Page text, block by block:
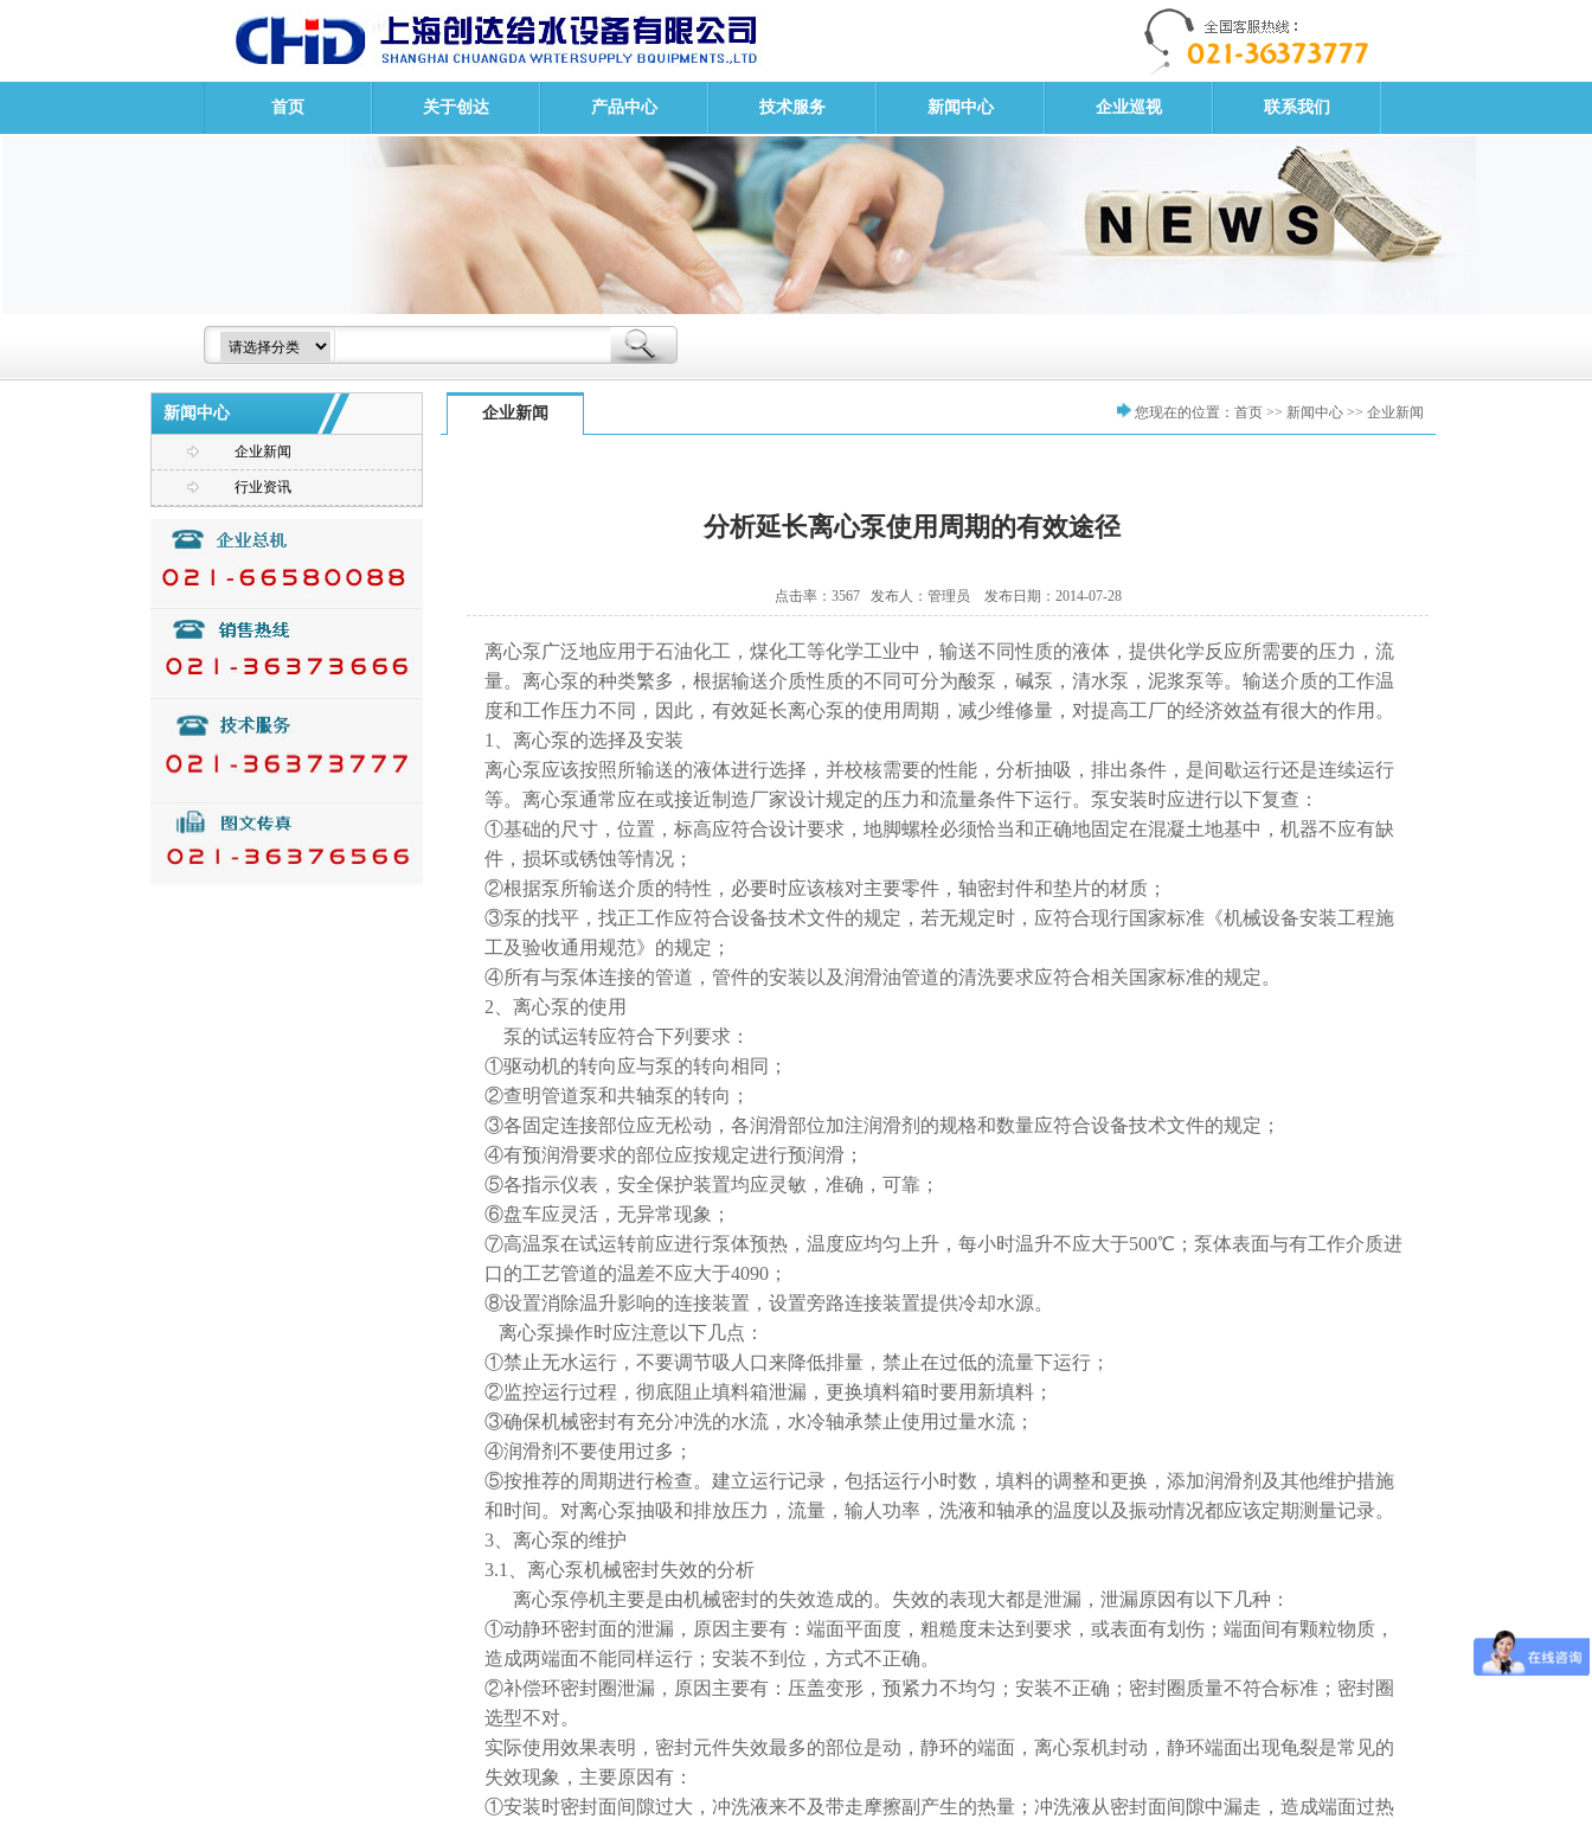
首页 关于创达 产品中心 技术服务 新闻中心 企业巡视 联系我们
新闻中心
企业新闻
行业资讯
企业新闻 您现在的位置： 首页 >> 新闻中心 >> 企业新闻
分析延长离心泵使用周期的有效途径
点击率：3567 发布人：管理员 发布日期：2014-07-28
离心泵广泛地应用于石油化工，煤化工等化学工业中，输送不同性质的液体，提供化学反应所需要的压力，流
量。离心泵的种类繁多，根据输送介质性质的不同可分为酸泵，碱泵，清水泵，泥浆泵等。输送介质的工作温
度和工作压力不同，因此，有效延长离心泵的使用周期，减少维修量，对提高工厂的经济效益有很大的作用。
1、离心泵的选择及安装
离心泵应该按照所输送的液体进行选择，并校核需要的性能，分析抽吸，排出条件，是间歇运行还是连续运行
等。离心泵通常应在或接近制造厂家设计规定的压力和流量条件下运行。泵安装时应进行以下复查：
①基础的尺寸，位置，标高应符合设计要求，地脚螺栓必须恰当和正确地固定在混凝土地基中，机器不应有缺
件，损坏或锈蚀等情况；
②根据泵所输送介质的特性，必要时应该核对主要零件，轴密封件和垫片的材质；
③泵的找平，找正工作应符合设备技术文件的规定，若无规定时，应符合现行国家标准《机械设备安装工程施
工及验收通用规范》的规定；
④所有与泵体连接的管道，管件的安装以及润滑油管道的清洗要求应符合相关国家标准的规定。
2、离心泵的使用
泵的试运转应符合下列要求：
①驱动机的转向应与泵的转向相同；
②查明管道泵和共轴泵的转向；
③各固定连接部位应无松动，各润滑部位加注润滑剂的规格和数量应符合设备技术文件的规定；
④有预润滑要求的部位应按规定进行预润滑；
⑤各指示仪表，安全保护装置均应灵敏，准确，可靠；
⑥盘车应灵活，无异常现象；
⑦高温泵在试运转前应进行泵体预热，温度应均匀上升，每小时温升不应大于500℃；泵体表面与有工作介质进
口的工艺管道的温差不应大于4090；
⑧设置消除温升影响的连接装置，设置旁路连接装置提供冷却水源。
离心泵操作时应注意以下几点：
①禁止无水运行，不要调节吸人口来降低排量，禁止在过低的流量下运行；
②监控运行过程，彻底阻止填料箱泄漏，更换填料箱时要用新填料；
③确保机械密封有充分冲洗的水流，水冷轴承禁止使用过量水流；
④润滑剂不要使用过多；
⑤按推荐的周期进行检查。建立运行记录，包括运行小时数，填料的调整和更换，添加润滑剂及其他维护措施
和时间。对离心泵抽吸和排放压力，流量，输人功率，洗液和轴承的温度以及振动情况都应该定期测量记录。
3、离心泵的维护
3.1、离心泵机械密封失效的分析
离心泵停机主要是由机械密封的失效造成的。失效的表现大都是泄漏，泄漏原因有以下几种：
①动静环密封面的泄漏，原因主要有：端面平面度，粗糙度未达到要求，或表面有划伤；端面间有颗粒物质，
造成两端面不能同样运行；安装不到位，方式不正确。
②补偿环密封圈泄漏，原因主要有：压盖变形，预紧力不均匀；安装不正确；密封圈质量不符合标准；密封圈
选型不对。
实际使用效果表明，密封元件失效最多的部位是动，静环的端面，离心泵机封动，静环端面出现龟裂是常见的
失效现象，主要原因有：
①安装时密封面间隙过大，冲洗液来不及带走摩擦副产生的热量；冲洗液从密封面间隙中漏走，造成端面过热